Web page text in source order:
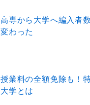
高専から大学へ編入者
変わった
授業料の全額免除も！
大学とは